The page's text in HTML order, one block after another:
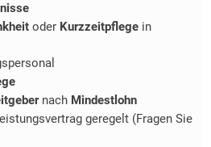
oder Kurzzeitpflege in
nach Mindestlohn
geregelt (Fragen Sie